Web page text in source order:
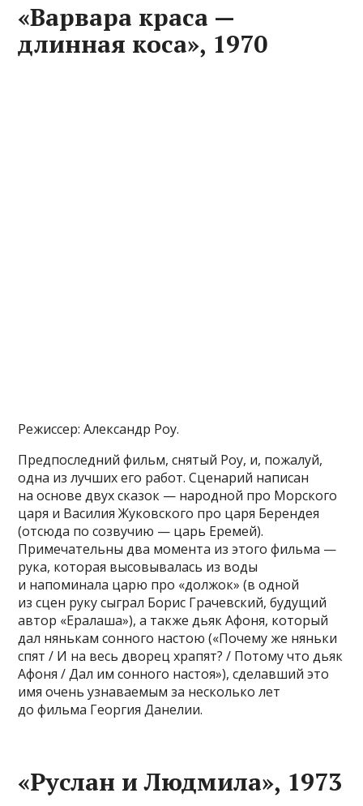
«Варвара краса —
длинная коса», 1970
Режиссер: Александр Роу.
Предпоследний фильм, снятый Роу, и, пожалуй,
одна из лучших его работ. Сценарий написан
на основе двух сказок — народной про Морского
царя и Василия Жуковского про царя Берендея
(отсюда по созвучию — царь Еремей).
Примечательны два момента из этого фильма —
рука, которая высовывалась из воды
и напоминала царю про «должок» (в одной
из сцен руку сыграл Борис Грачевский, будущий
автор «Ералаша»), а также дьяк Афоня, который
дал нянькам сонного настою («Почему же няньки
спят / И на весь дворец храпят? / Потому что дьяк
Афоня / Дал им сонного настоя»), сделавший это
имя очень узнаваемым за несколько лет
до фильма Георгия Данелии.
«Руслан и Людмила», 1973